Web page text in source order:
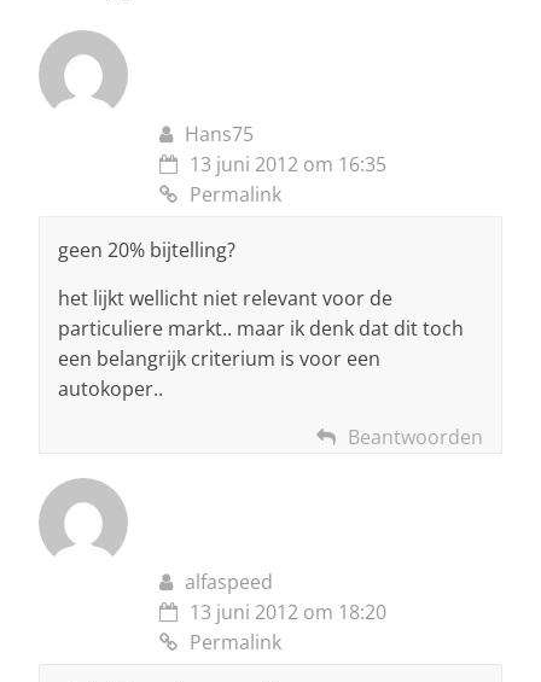
Hans75
13 juni 2012 om 16:35
Permalink
geen 20% bijtelling?
het lijkt wellicht niet relevant voor de
particuliere markt.. maar ik denk dat dit toch
een belangrijk criterium is voor een
autokoper..
Beantwoorden
alfaspeed
13 juni 2012 om 18:20
Permalink